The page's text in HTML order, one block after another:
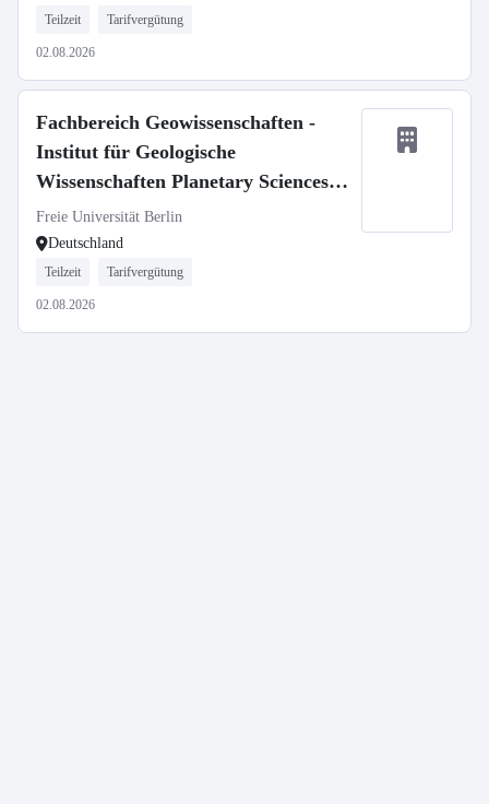
Teilzeit Tarifvergütung
02.08.2026
Fachbereich Geowissenschaften -
Institut für Geologische
Wissenschaften Planetary Sciences,
SFB 1759
Freie Universität Berlin
Deutschland
Teilzeit Tarifvergütung
02.08.2026